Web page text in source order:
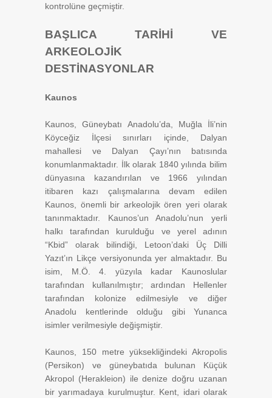
kontrolüne geçmiştir.
BAŞLICA TARİHİ VE
ARKEOLOJİK
DESTİNASYONLAR
Kaunos
Kaunos, Güneybatı Anadolu’da, Muğla İli’nin
Köyceğiz İlçesi sınırları içinde, Dalyan
mahallesi ve Dalyan Çayı’nın batısında
konumlanmaktadır. İlk olarak 1840 yılında bilim
dünyasına kazandırılan ve 1966 yılından
itibaren kazı çalışmalarına devam edilen
Kaunos, önemli bir arkeolojik ören yeri olarak
tanınmaktadır. Kaunos’un Anadolu’nun yerli
halkı tarafından kurulduğu ve yerel adının
“Kbid” olarak bilindiği, Letoon’daki Üç Dilli
Yazıt’ın Likçe versiyonunda yer almaktadır. Bu
isim, M.Ö. 4. yüzyıla kadar Kaunoslular
tarafından kullanılmıştır; ardından Hellenler
tarafından kolonize edilmesiyle ve diğer
Anadolu kentlerinde olduğu gibi Yunanca
isimler verilmesiyle değişmiştir.
Kaunos, 150 metre yüksekliğindeki Akropolis
(Persikon) ve güneybatıda bulunan Küçük
Akropol (Herakleion) ile denize doğru uzanan
bir yarımadaya kurulmuştur. Kent, idari olarak